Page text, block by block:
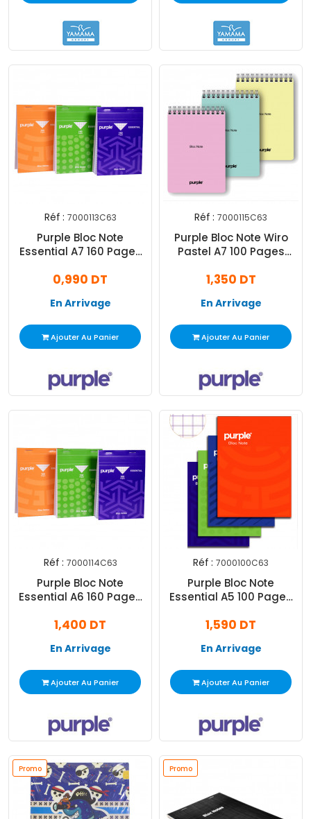
Réf : 7000113C63
Purple Bloc Note
Essential A7 160 Pages
0,990 DT
En Arrivage
Ajouter Au Panier
Réf : 7000115C63
Purple Bloc Note Wiro
Pastel A7 100 Pages
1,350 DT
En Arrivage
Ajouter Au Panier
Réf : 7000114C63
Purple Bloc Note
Essential A6 160 Pages
1,400 DT
En Arrivage
Ajouter Au Panier
Réf : 7000100C63
Purple Bloc Note
Essential A5 100 Pages
1,590 DT
En Arrivage
Ajouter Au Panier
Promo Promo